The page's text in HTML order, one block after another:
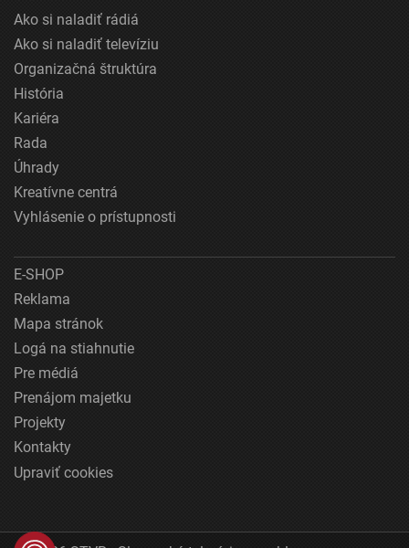
Ako si naladiť rádiá
Ako si naladiť televíziu
Organizačná štruktúra
História
Kariéra
Rada
Úhrady
Kreatívne centrá
Vyhlásenie o prístupnosti
E-SHOP
Reklama
Mapa stránok
Logá na stiahnutie
Pre médiá
Prenájom majetku
Projekty
Kontakty
Upraviť cookies